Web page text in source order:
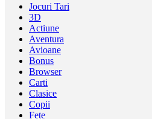
Jocuri Tari
3D
Actiune
Aventura
Avioane
Bonus
Browser
Carti
Clasice
Copii
Fete